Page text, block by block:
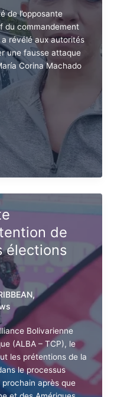
,
de l’opposante
du commandement
révélé aux
une
utilisés par María
de
élections
,
Bolivarienne
(ALBA – TCP), le
les prétentions de
pour ne rien
X